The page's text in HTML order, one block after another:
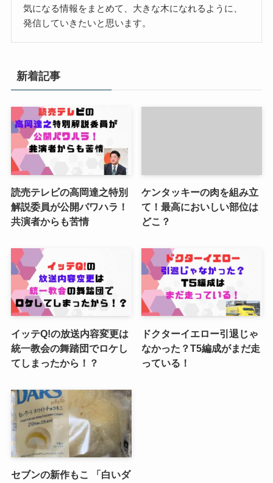
気になる情報をまとめて、大きな木になれるように、
発信していきたいと思います。
新着記事
読売テレビの高岡達之特別
解説委員が公開パワハラ！
共演者からも苦情
ケンタッキーの肉を組み立
て！最高においしい部位は
どこ？
イッテQ!の放送内容変更は
統一教会の舞踏団でロケし
てしまったから！？
ドクターイエロー引退じゃ
なかった？T5編成がまだ走
っている！
セブンの新作もこ 「白いダ